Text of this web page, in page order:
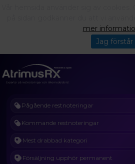
Pågående restnoteringar
Kommande restnoteringar
Mest drabbad kategori
Försäljning upphör permanent
mer
Jag förstår